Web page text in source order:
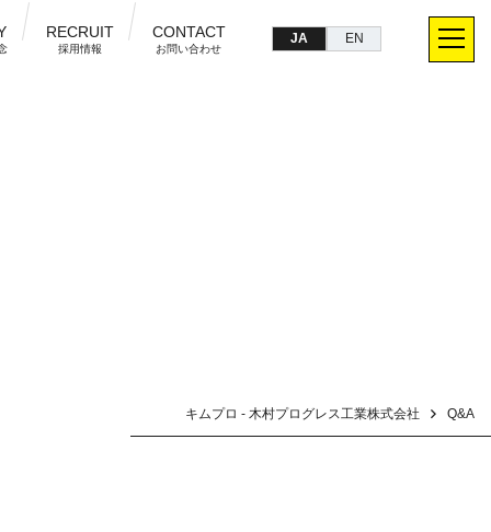
RECRUIT
採用情報
CONTACT
お問い合わせ
JA EN
キムプロ - 木村プログレス工業株式会社 Q&A